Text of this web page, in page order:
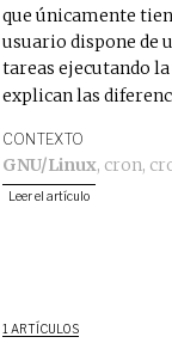
que únicamente
usuario dispone de
tareas ejecutando
explican las
CONTEXTO
GNU/Linux, cron,
Leer el artículo
1 ARTÍCULOS